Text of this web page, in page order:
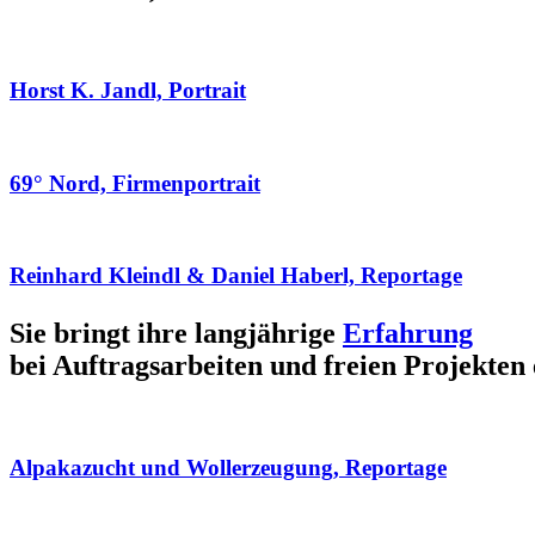
Horst K. Jandl, Portrait
69° Nord, Firmenportrait
Reinhard Kleindl & Daniel Haberl, Reportage
Sie bringt ihre langjährige Erfahrung
bei Auftragsarbeiten und freien Projekten
Alpakazucht und Wollerzeugung, Reportage